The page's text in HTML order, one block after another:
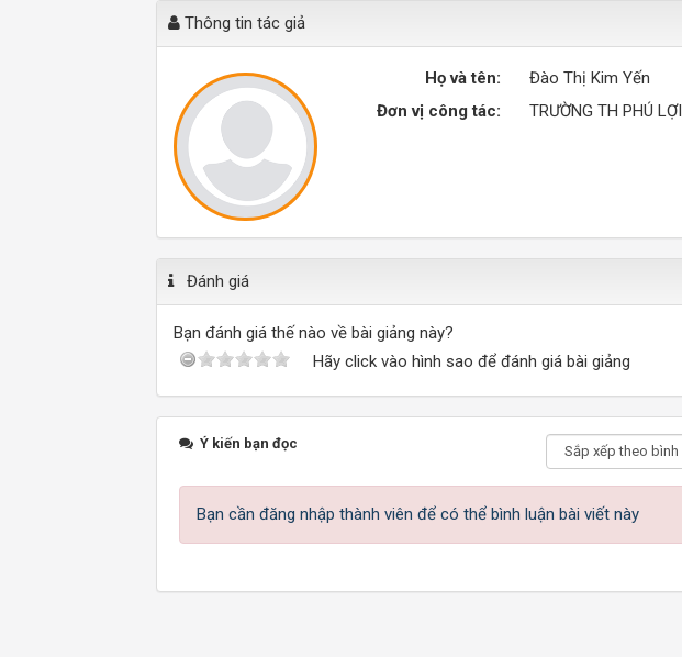
Thông tin tác giả
Họ và tên:
Đào Thị Kim Yến
Đơn vị công tác:
TRƯỜNG TH PHÚ LỢI
Đánh giá
Bạn đánh giá thế nào về bài giảng này?
Hãy click vào hình sao để đánh giá bài giảng
Ý kiến bạn đọc
Bạn cần đăng nhập thành viên để có thể bình luận bài viết này